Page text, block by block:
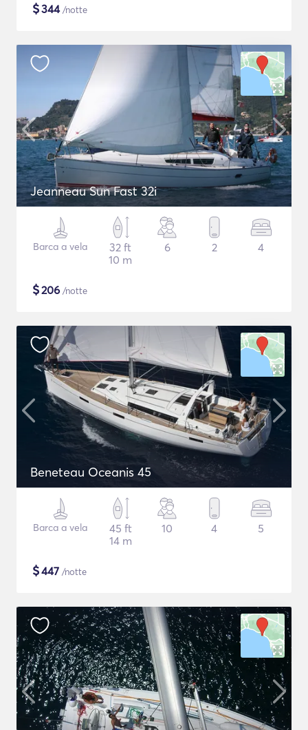
$344/notte
Jeanneau Sun Fast 32i
Barca a vela
32 ft
10 m
6 2 4
$206 /notte
Beneteau Oceanis 45
Barca a vela
45 ft
14 m
10 4 5
$447 /notte